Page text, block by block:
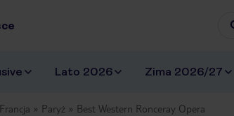
Lato 2026 Zima 2026/27
Francja Paryż Best Western Ronceray Opera